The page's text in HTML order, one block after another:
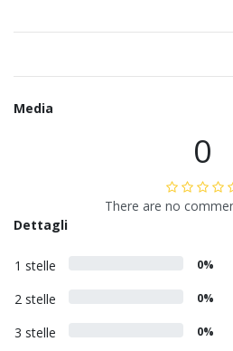
Media
0
There are no
Dettagli
1 stelle 0%
2 stelle 0%
3 stelle 0%